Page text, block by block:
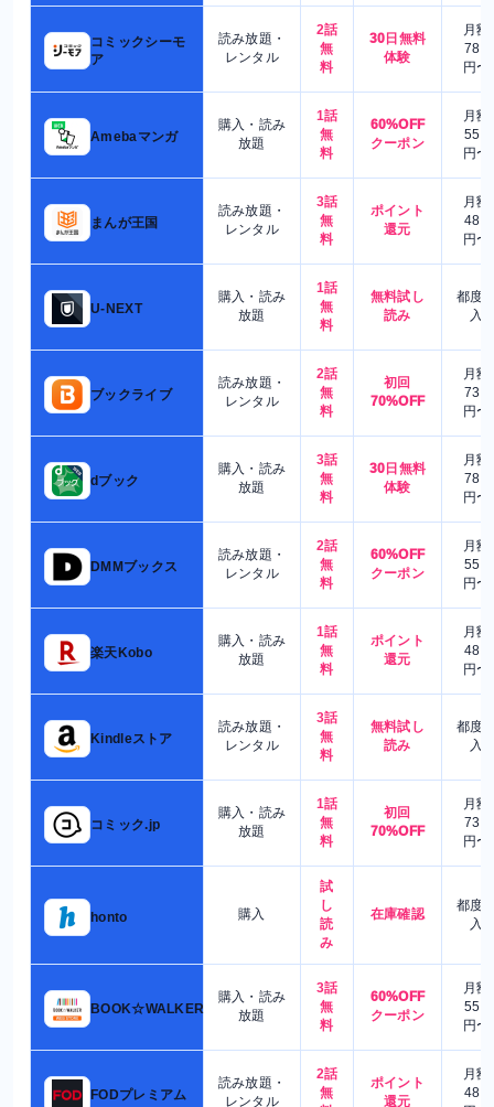
コミックシーモ
ア
読み放題・
レンタル
2話
無
料
30日無料
体験
月額
780
円〜
Amebaマンガ
購入・読み
放題
1話
無
料
60%OFF
クーポン
月額
550
円〜
まんが王国
読み放題・
レンタル
3話
無
料
ポイント
還元
月額
480
円〜
U-NEXT
購入・読み
放題
1話
無
料
無料試し
読み
都度
入
ブックライブ
読み放題・
レンタル
2話
無
料
初回
70%OFF
月額
730
円〜
dブック
購入・読み
放題
3話
無
料
30日無料
体験
月額
780
円〜
DMMブックス
読み放題・
レンタル
2話
無
料
60%OFF
クーポン
月額
550
円〜
楽天Kobo
購入・読み
放題
1話
無
料
ポイント
還元
月額
480
円〜
Kindleストア
読み放題・
レンタル
3話
無
料
無料試し
読み
都度
入
コミック.jp
購入・読み
放題
1話
無
料
初回
70%OFF
月額
730
円〜
honto 購入
試
し
読
み
在庫確認
都度
入
BOOK☆WALKER
購入・読み
放題
3話
無
料
60%OFF
クーポン
月額
550
円〜
FODプレミアム
読み放題・
レンタル
2話
無
ポイント
還元
月額
480